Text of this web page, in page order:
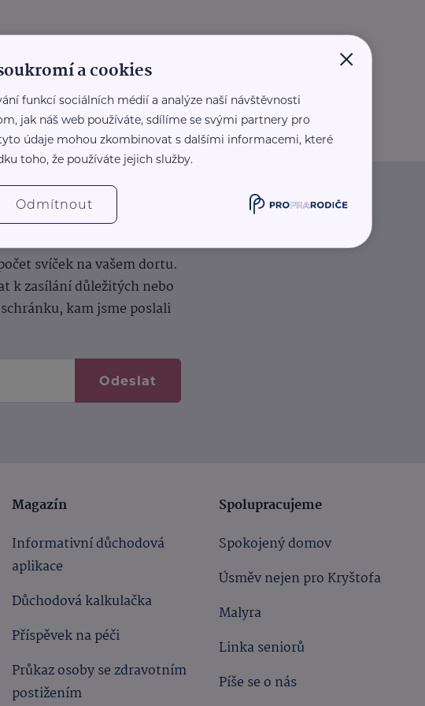
svíček na vašem dortu.
k zasílání důležitých nebo
kam jsme poslali
Odeslat
Magazín
Informativní důchodová
aplikace
Důchodová kalkulačka
Příspěvek na péči
Průkaz osoby se zdravotním
postižením
Spolupracujeme
Spokojený domov
Úsměv nejen pro Kryštofa
Malyra
Linka seniorů
Píše se o nás
×
a cookies
funkcí sociálních médií a analýze naší návštěvnosti
jak náš web používáte, sdílíme se svými partnery pro
údaje mohou zkombinovat s dalšími informacemi, které
toho, že používáte jejich služby.
Odmítnout